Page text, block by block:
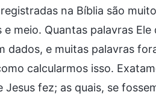
na Bíblia são
meio. Quantas palavras
dados, e muitas palavras
calcularmos isso.
Jesus fez; as quais, se